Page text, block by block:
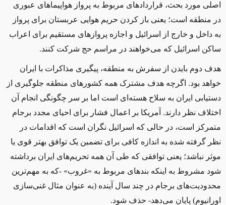
اصلی مورد بحث، قراردادهای مربوط به پرواز هواپیماهای عبوری
در منطقه است؛ یعنی باز کردن حریم هوایی عربستان برای پرواز
به داخل و خارج از اسرائیل و اجازه پروازهای مستقیم برای اعراب
ساکن اسرائیل که می‌خواهند در مراسم حج شرکت کنند.
هدف دوم بایدن از سفرش به منطقه، پیگیری مذاکرات با ایران
خواهد بود. اگرچه هدف مشترک همه کشورهای منطقه جلوگیری از
دستیابی ایران به سلاح‌ هسته‌ای است اما بر سر چگونگی انجام آن
اختلاف نظر دارند. آمریکا بر اعمال فشار برای احیای مجدد برجام
متمرکز است، در حالی که اسرائیل نگران است که اقدامات در
نظر گرفته شده به اندازه کافی برای تضمین یک توافق بهتر قوی یا
موثر نباشد؛ یعنی توافقی که طی آن همه تحریم‌های ایران برداشته
شود مشروط به اینکه بندهای مربوط به «غروب» -که به مهم‌ترین
محدودیت‌های برجام در چند سال آینده (به عنوان مثال غنی‌سازی
اورانیوم) پایان می‌دهد- حذف شود.